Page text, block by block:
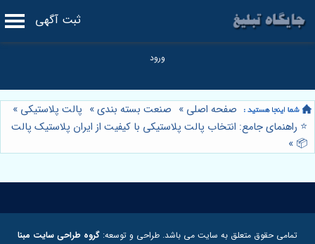
ثبت آگهی
صفحه اصلی » صنعت بسته بندی» پالت پلاستیکی »
⭐️ راهنمای جامع: انتخاب پالت پلاستیکی با کیفیت از ایران پلاستیک پالت
📦
»
تمامی حقوق متعلق به سایت می باشد. طراحی و توسعه: گروه طراحی سایت مبنا